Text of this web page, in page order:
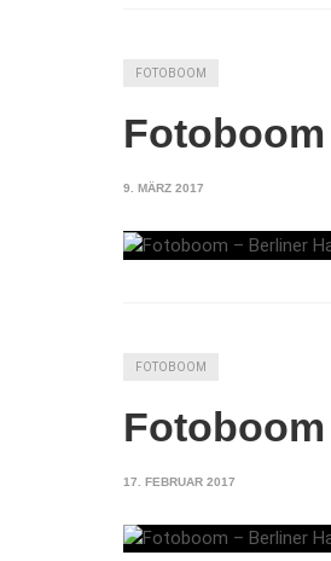
FOTOBOOM
9. MÄRZ 2017
FOTOBOOM
17. FEBRUAR 2017